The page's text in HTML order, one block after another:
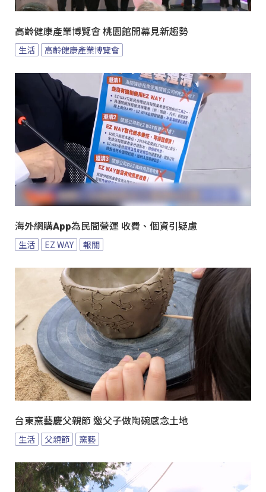
高齡健康產業博覽會 桃園館開幕見新趨勢
生活 高齡健康產業博覽會
海外網購App為民間營運 收費、個資引疑慮
生活 EZ WAY 報關
台東窯藝慶父親節 邀父子做陶碗感念土地
生活 父親節 窯藝